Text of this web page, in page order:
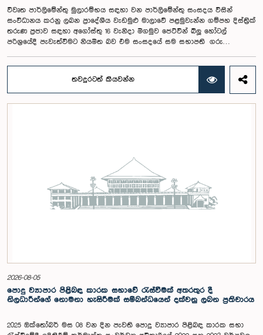
විවෘත පාර්ලිමේන්තු මුලාරම්භය සඳහා වන පාර්ලිමේන්තු සංසදය විසින්
සංවිධානය කරනු ලබන ප්‍රාදේශීය වැඩමුළු මාලාවේ පළමුවැන්න ගම්පහ දිස්ත්‍රික්
තරුණ ප්‍රජාව සඳහා අගෝස්තු 16 වැනිදා මීගමුව ජෙට්වින් බ්ලූ හෝටල්
පරිශ්‍රයේදී පැවැත්වීමට නියමිත බව එම සංසදයේ සම සභාපති ගරු
සහභාගීත්වයෙන් විවෘත පාර්ලිමේන්තු සංකල්පය තවදුරටත් ප්‍රවර්ධනය කිරීමේ
අරමුණින් මෙම වැඩමුළු මාලාව සංවිධානය කෙරෙන අතර සංසදයේ සාමාජික
මන්ත්‍රීවරු මෙන්ම ගම්පහ දිස්ත්‍රික් පාර්ලිමේන්තු මන්ත්‍රීවරුන් ද මෙම අවස්ථාවට
සංසදයේ සාමාජික මන්ත්‍රීවරු සහ වැඩමුළු මාලාව සඳහා අනුග්‍රාහකත්වය
සපයන සංවර්ධන සහකරු වන CII (Coalition for Inclusive Impact)
ආයතනයේ නියෝජිතයෝ එක්ව සිටියහ.මෙම වැඩමුළුව සඳහා සහභාගීවීමට
අපේක්ෂා කරන ගම්පහ දිස්ත්‍රික්කයේ වයස අවු 18 – 35 අතර තරුණ තරුණියන්
https://forms.gle/aVp5UzhLbtPSmVap8 සබැඳිය ඔස්සේ අදාළ පෝරමය
සම්පූර්ණ කොට ලියාපදිංචි විය විය යුතුය.
තවදුරටත් කියවන්න
2026-08-05
පොදු ව්‍යාපාර පිළිබඳ කාරක සභාවේ රැස්වීමක් අතරතුර දී
නිලධාරීන්ගේ නොමනා හැසිරීමක් සම්බන්ධයෙන් දක්වනු ලබන ප්‍රතිචාරය
2025 ඔක්තෝබර් මස 08 වන දින පැවති පොදු ව්‍යාපාර පිළිබඳ කාරක සභා